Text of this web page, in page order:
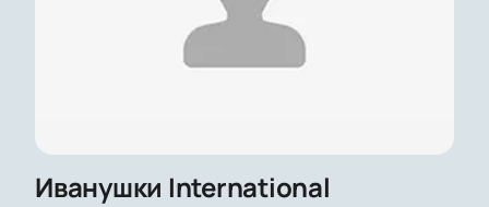
Иванушки International